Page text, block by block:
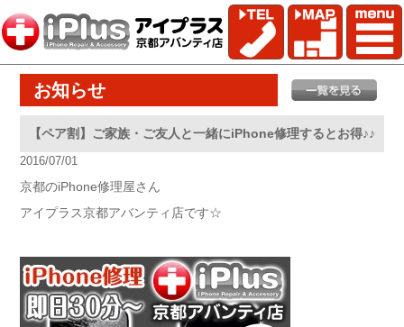
お知らせ
【ペア割】ご家族・ご友人と一緒にiPhone修理するとお得♪♪
2016/07/01
京都のiPhone修理屋さん
アイプラス京都アバンティ店です☆